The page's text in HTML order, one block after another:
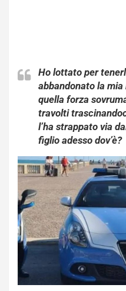
Ho lottato per
abbandonato la mia
quella forza
travolti
l’ha strappato via
figlio adesso dov’è?